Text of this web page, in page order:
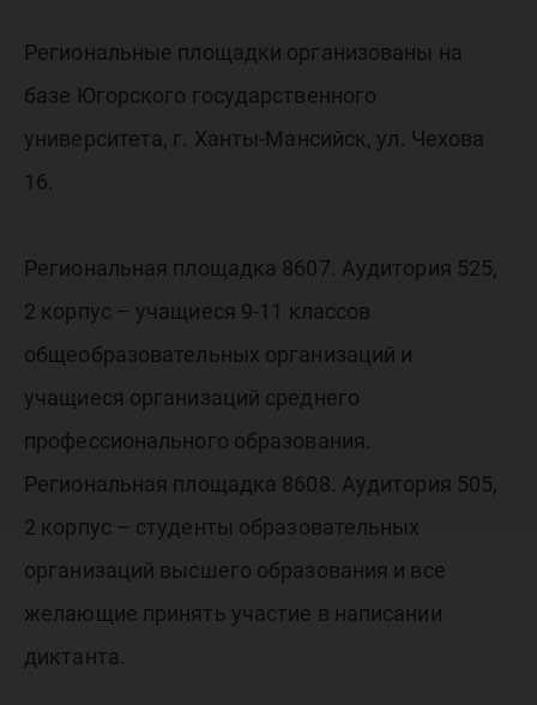
Региональные площадки организованы на
базе Югорского государственного
университета, г. Ханты-Мансийск, ул. Чехова
16.
Региональная площадка 8607. Аудитория 525,
2 корпус – учащиеся 9-11 классов
общеобразовательных организаций и
учащиеся организаций среднего
профессионального образования.
Региональная площадка 8608. Аудитория 505,
2 корпус – студенты образовательных
организаций высшего образования и все
желающие принять участие в написании
диктанта.